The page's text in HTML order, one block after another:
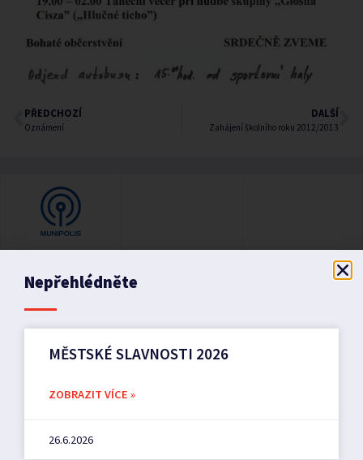
PŘEDCHOZÍ
Oznámení
DALŠÍ
Zahájení školního roku 2012/2013
Nepřehlédněte
MĚSTSKÉ SLAVNOSTI 2026
ZOBRAZIT VÍCE »
26.6.2026